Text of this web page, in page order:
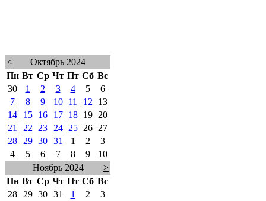
<
Октябрь 2024
Пн Вт Ср Чт Пт Сб Вс
30
1 2 3 4 5
6
7
8 9 10 11 12
13
14
15 16 17 18 19
20
21
22 23 24 25 26
27
28
29 30 31 1 2
3
4
5 6 7 8 9
10
Ноябрь 2024
>
Пн Вт Ср Чт Пт Сб Вс
28
29 30 31 1 2
3